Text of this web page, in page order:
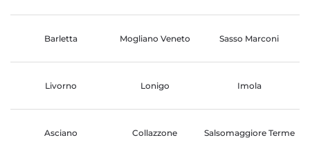
Barletta Mogliano Veneto Sasso Marconi
Livorno Lonigo Imola
Asciano Collazzone Salsomaggiore Terme